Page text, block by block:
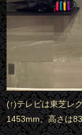
(↑)テレビは東芝レ
1453mm、高さは